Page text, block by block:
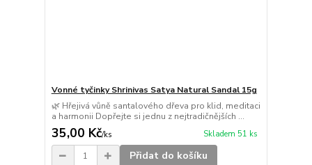
Vonné tyčinky Shrinivas Satya Natural Sandal 15g
🌿 Hřejivá vůně santalového dřeva pro klid, meditaci
a harmonii Dopřejte si jednu z nejtradičnějších ...
35,00 Kč/ks Skladem 51 ks
Přidat do košíku